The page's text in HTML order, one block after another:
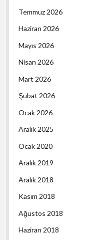
Temmuz 2026
Haziran 2026
Mayıs 2026
Nisan 2026
Mart 2026
Şubat 2026
Ocak 2026
Aralık 2025
Ocak 2020
Aralık 2019
Aralık 2018
Kasım 2018
Ağustos 2018
Haziran 2018